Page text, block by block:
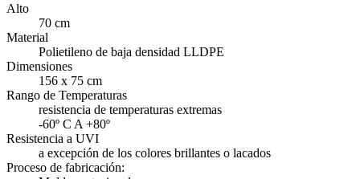
Alto
70 cm
Material
Polietileno de baja densidad LLDPE
Dimensiones
156 x 75 cm
Rango de Temperaturas
resistencia de temperaturas extremas
-60º C A +80º
Resistencia a UVI
a excepción de los colores brillantes o lacados
Proceso de fabricación: